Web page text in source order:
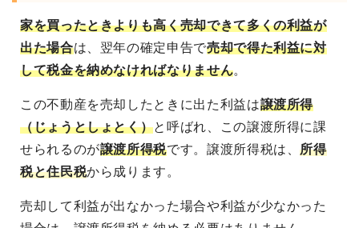
家を買ったときよりも高く売却できて多くの利益が
出た場合は、翌年の確定申告で売却で得た利益に対
して税金を納めなければなりません。
この不動産を売却したときに出た利益は譲渡所得
（じょうとしょとく）と呼ばれ、この譲渡所得に課
せられるのが譲渡所得税です。譲渡所得税は、所得
税と住民税から成ります。
売却して利益が出なかった場合や利益が少なかった